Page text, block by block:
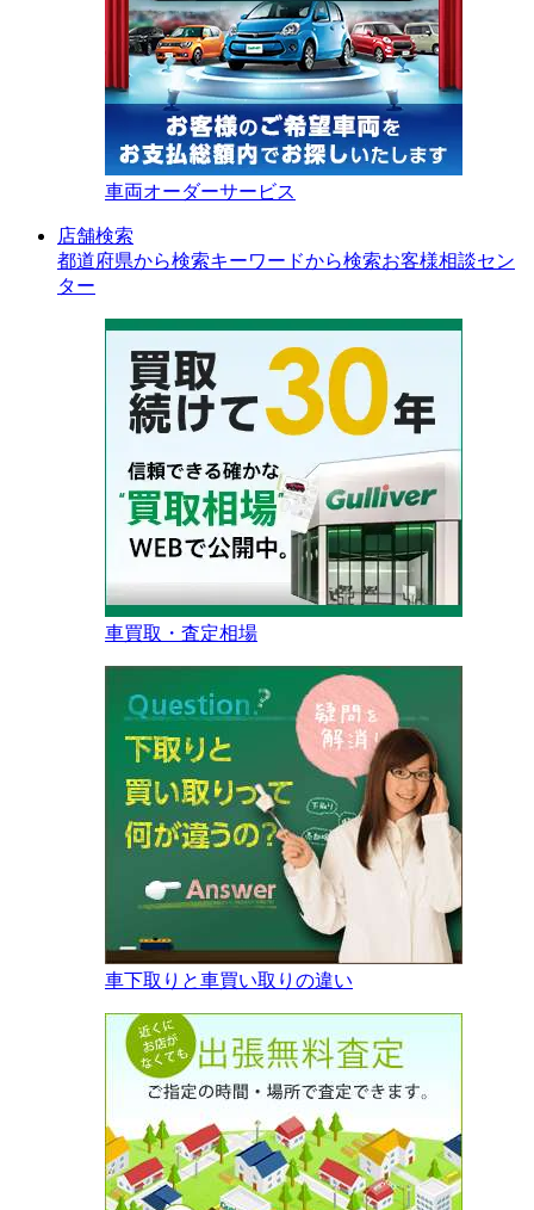
車両オーダーサービス
店舗検索
都道府県から検索キーワードから検索お客様相談セン
ター
車買取・査定相場
車下取りと車買い取りの違い